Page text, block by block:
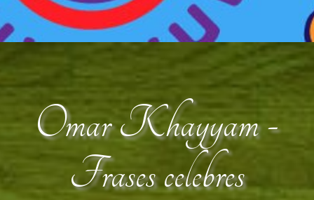
Omar Khayyam -
Frases celebres